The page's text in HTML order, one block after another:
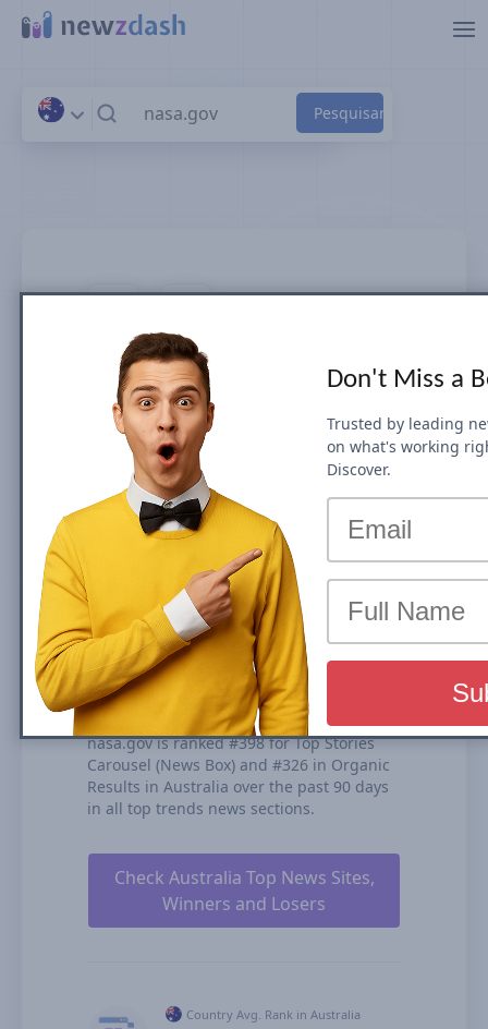
Ir para o conteúdo principal
nasa.gov
News SEO visibility & rankings in
Australia
A Visibilidade de Busca do Google para as
Principais Notícias (Caixa de Notícias),
carrossel ou Resultados Orgânicos é a
parcela do tráfego que um site recebe a
partir de seus ranqueamentos nos
resultados de busca orgânica. Calculamos
nossa Visibilidade de Busca com base no
desempenho de todos os seus conteúdos
ranqueados, na duração dos
ranqueamentos e em nossas estimativas
de CTRs (taxas de cliques).
nasa.gov is ranked #398 for Top Stories
Carousel (News Box) and #326 in Organic
Results in Australia over the past 90 days
in all top trends news sections.
Check Australia Top News Sites,
Winners and Losers
Country Avg. Rank in Australia
Don't Miss a
Trusted by leading
on what's working
Discover.